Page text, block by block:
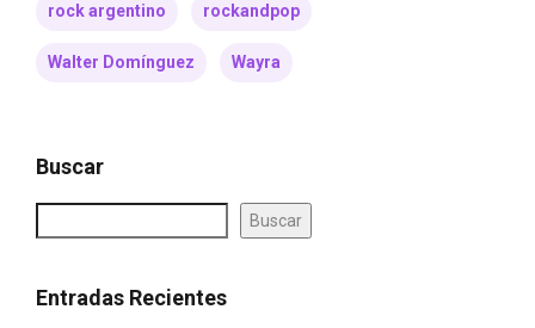
rock argentino rockandpop
Walter Domínguez Wayra
Buscar
Buscar
Entradas Recientes